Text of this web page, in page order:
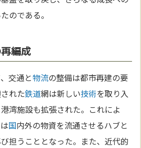
のである。
編成
交通と物流の整備は都市再建の要
れた鉄道網は新しい技術を取り入
湾施設も拡張された。これによ
は国内外の物資を流通させるハブと
担うこととなった。また、近代的